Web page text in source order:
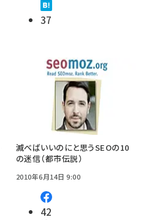
37
滅べばいいのにと思うSEOの10
の迷信（都市伝説）
2010年6月14日 9:00
42